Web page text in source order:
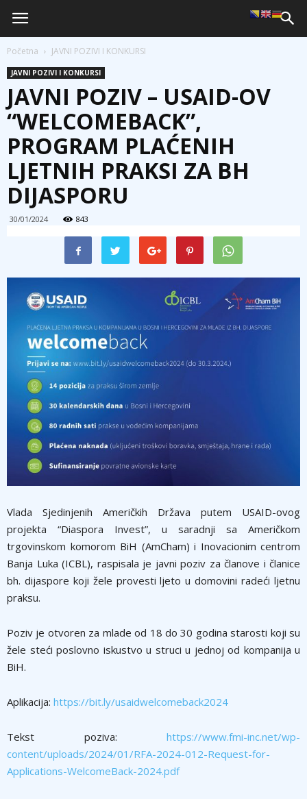
Početna JAVNI POZIVI I KONKURSI
JAVNI POZIVI I KONKURSI
JAVNI POZIV – USAID-OV
“WELCOMEBACK”,
PROGRAM PLAĆENIH
LJETNIH PRAKSI ZA BH
DIJASPORU
30/01/2024 843
Vlada Sjedinjenih Američkih Država putem USAID-ovog
projekta “Diaspora Invest”, u saradnji sa Američkom
trgovinskom komorom BiH (AmCham) i Inovacionim centrom
Banja Luka (ICBL), raspisala je javni poziv za članove i članice
bh. dijaspore koji žele provesti ljeto u domovini radeći ljetnu
praksu.
Poziv je otvoren za mlade od 18 do 30 godina starosti koji su
žele steći poslovno iskustvo u struci u jednoj od kompanija u
BiH.
Aplikacija: https://bit.ly/usaidwelcomeback2024
Tekst poziva: https://www.fmi-inc.net/wp-
content/uploads/2024/01/RFA-2024-012-Request-for-
Applications-WelcomeBack-2024.pdf